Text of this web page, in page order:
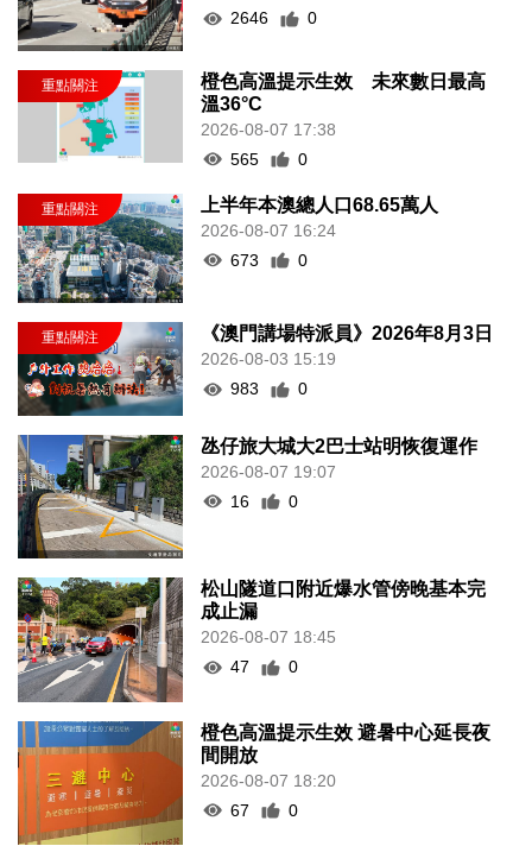
2646
0
橙色高溫提示生效 未來數日最高
溫36°C
2026-08-07 17:38
565
0
上半年本澳總人口68.65萬人
2026-08-07 16:24
673
0
《澳門講場特派員》2026年8月3日
2026-08-03 15:19
983
0
氹仔旅大城大2巴士站明恢復運作
2026-08-07 19:07
16
0
松山隧道口附近爆水管傍晚基本完
成止漏
2026-08-07 18:45
47
0
橙色高溫提示生效 避暑中心延長夜
間開放
2026-08-07 18:20
67
0